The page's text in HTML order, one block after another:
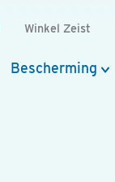
Winkel Zeist
Bescherming